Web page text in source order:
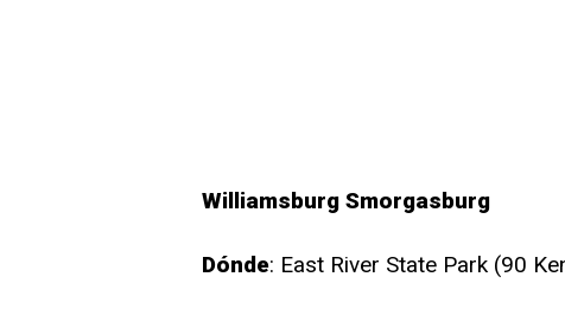
Williamsburg Smorgasburg
Dónde: East River State Park (90